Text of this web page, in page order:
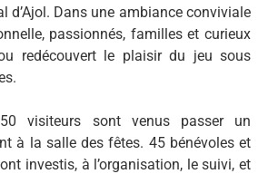
d’Ajol. Dans une ambiance conviviale
passionnés, familles et curieux
redécouvert le plaisir du jeu sous
visiteurs sont venus passer un
à la salle des fêtes. 45 bénévoles et
investis, à l’organisation, le suivi, et